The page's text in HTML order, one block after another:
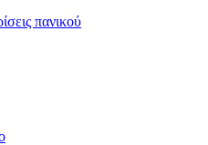
πανικού